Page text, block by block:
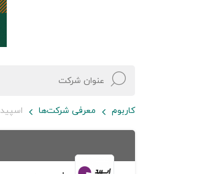
کاربوم معرفی شرکت‌ها اسپید